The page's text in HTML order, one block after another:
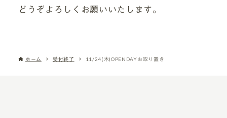
どうぞよろしくお願いいたします。
ホーム 受付終了 11/24(木)OPENDAYお取り置き